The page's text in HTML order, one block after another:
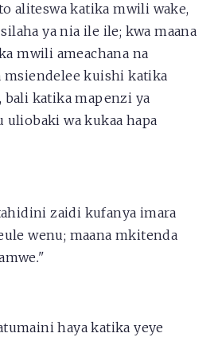
aliteswa katika mwili wake,
ya nia ile ile; kwa maana
mwili ameachana na
msiendelee kuishi katika
bali katika mapenzi ya
uliobaki wa kukaa hapa
zaidi kufanya imara
wenu; maana mkitenda
."
haya katika yeye